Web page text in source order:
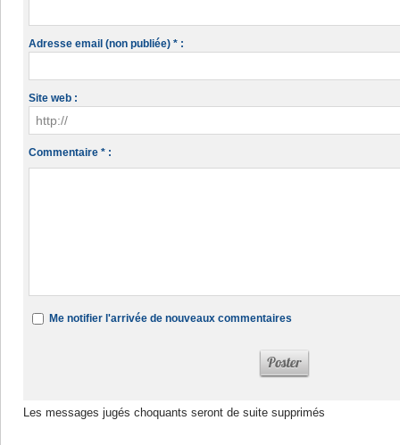
Adresse email (non publiée) * :
Site web :
Commentaire * :
Me notifier l'arrivée de nouveaux commentaires
Les messages jugés choquants seront de suite supprimés